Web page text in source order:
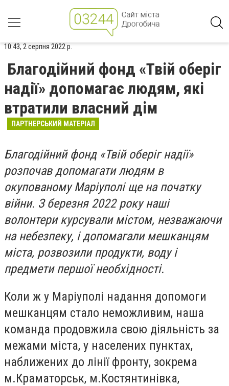
10:43, 2 серпня 2022 р.
Благодійний фонд «Твій оберіг
надії» допомагає людям, які
втратили власний дім
ПАРТНЕРСЬКИЙ МАТЕРІАЛ
Благодійний фонд «Твій оберіг надії»
розпочав допомагати людям в
окупованому Маріуполі ще на початку
війни. З березня 2022 року наші
волонтери курсували містом, незважаючи
на небезпеку, і допомагали мешканцям
міста, розвозили продукти, воду і
предмети першої необхідності.
Коли ж у Маріуполі надання допомоги
мешканцям стало неможливим, наша
команда продовжила свою діяльність за
межами міста, у населених пунктах,
наближених до лінії фронту, зокрема
м.Краматорськ, м.Костянтинівка,